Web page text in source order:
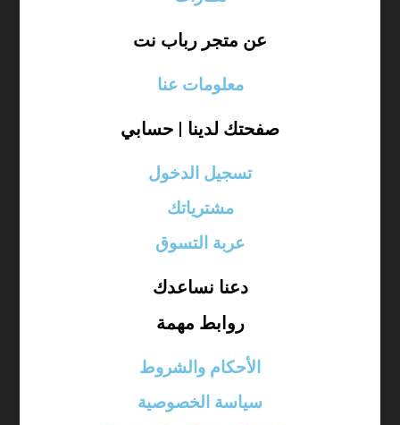
عن متجر رباب نت
معلومات عنا
صفحتك لدينا | حسابي
تسجيل الدخول
مشترياتك
عربة التسوق
دعنا نساعدك
روابط مهمة
الأحكام والشروط
سياسة الخصوصية